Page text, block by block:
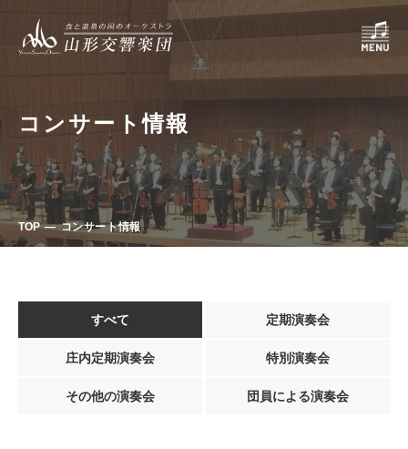
コンサート情報
TOP コンサート情報
すべて 定期演奏会
庄内定期演奏会 特別演奏会
その他の演奏会 団員による演奏会